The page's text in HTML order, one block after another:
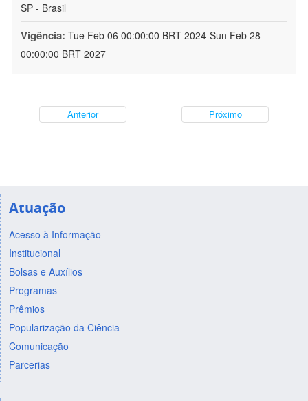
SP - Brasil
Vigência: Tue Feb 06 00:00:00 BRT 2024-Sun Feb 28
00:00:00 BRT 2027
Anterior Próximo
Atuação
Acesso à Informação
Institucional
Bolsas e Auxílios
Programas
Prêmios
Popularização da Ciência
Comunicação
Parcerias